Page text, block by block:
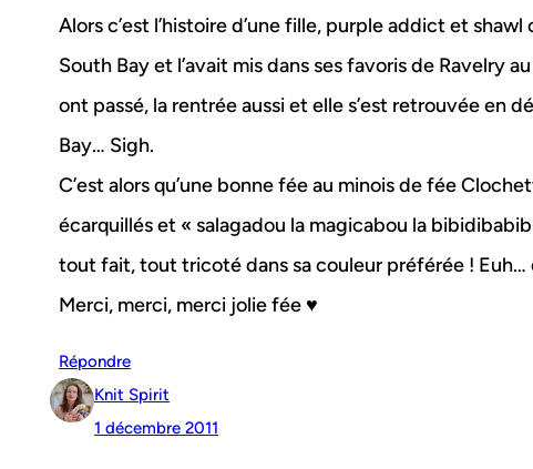
Alors c’est l’histoire d’une fille, purple addict et
South Bay et l’avait mis dans ses favoris de Ravelry
ont passé, la rentrée aussi et elle s’est retrouvée en
Bay… Sigh.
C’est alors qu’une bonne fée au minois de fée
écarquillés et « salagadou la magicabou la
tout fait, tout tricoté dans sa couleur préférée ! Euh…
Merci, merci, merci jolie fée ♥
Répondre
Knit Spirit
1 décembre 2011